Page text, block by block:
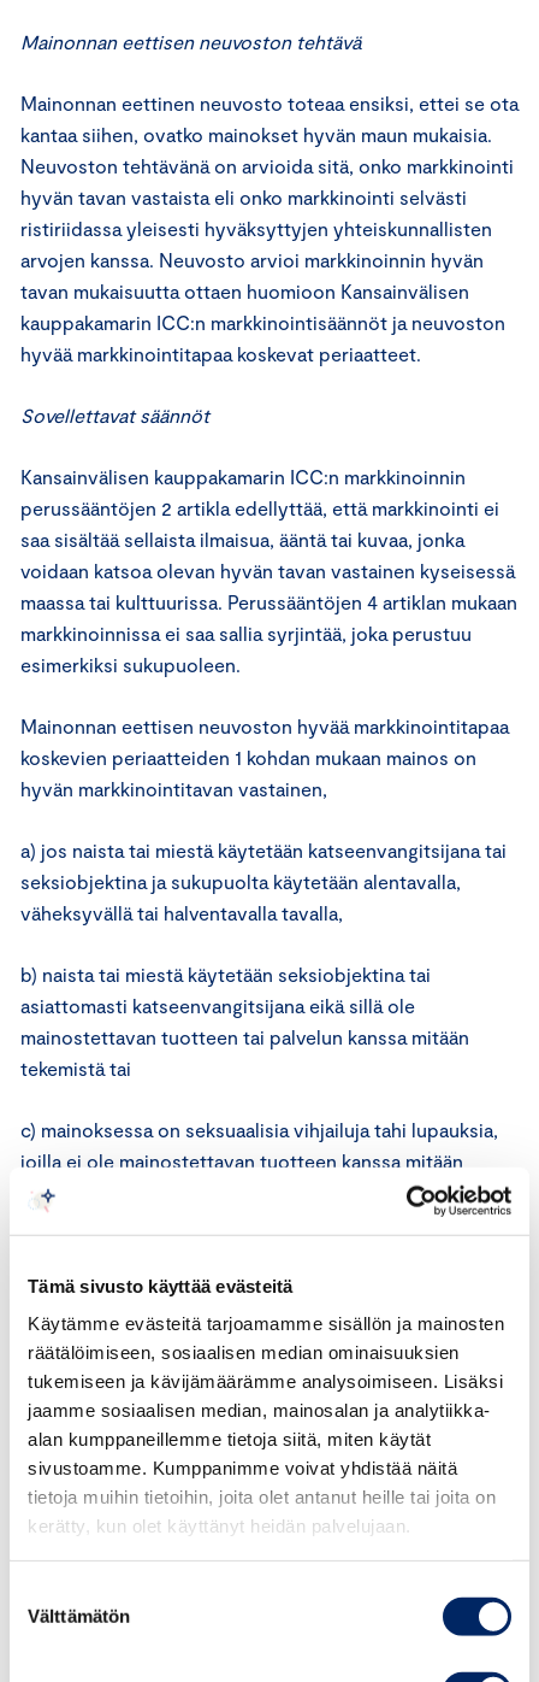
Tämä sivusto käyttää evästeitä
Käytämme evästeitä tarjoamamme sisällön ja mainosten
räätälöimiseen, sosiaalisen median ominaisuuksien
tukemiseen ja kävijämäärämme analysoimiseen. Lisäksi
jaamme sosiaalisen median, mainosalan ja analytiikka-
alan kumppaneillemme tietoja siitä, miten käytät
sivustoamme. Kumppanimme voivat yhdistää näitä
tietoja muihin tietoihin, joita olet antanut heille tai joita on
kerätty, kun olet käyttänyt heidän palvelujaan.
valinta
Välttämätön
Mainonnan eettisen neuvoston tehtävä
Mainonnan eettinen neuvosto toteaa ensiksi, ettei se ota
kantaa siihen, ovatko mainokset hyvän maun mukaisia.
Neuvoston tehtävänä on arvioida sitä, onko markkinointi
hyvän tavan vastaista eli onko markkinointi selvästi
ristiriidassa yleisesti hyväksyttyjen yhteiskunnallisten
arvojen kanssa. Neuvosto arvioi markkinoinnin hyvän
tavan mukaisuutta ottaen huomioon Kansainvälisen
kauppakamarin ICC:n markkinointisäännöt ja neuvoston
hyvää markkinointitapaa koskevat periaatteet.
Sovellettavat säännöt
Kansainvälisen kauppakamarin ICC:n markkinoinnin
perussääntöjen 2 artikla edellyttää, että markkinointi ei
saa sisältää sellaista ilmaisua, ääntä tai kuvaa, jonka
voidaan katsoa olevan hyvän tavan vastainen kyseisessä
maassa tai kulttuurissa. Perussääntöjen 4 artiklan mukaan
markkinoinnissa ei saa sallia syrjintää, joka perustuu
esimerkiksi sukupuoleen.
Mainonnan eettisen neuvoston hyvää markkinointitapaa
koskevien periaatteiden 1 kohdan mukaan mainos on
hyvän markkinointitavan vastainen,
a) jos naista tai miestä käytetään katseenvangitsijana tai
seksiobjektina ja sukupuolta käytetään alentavalla,
väheksyvällä tai halventavalla tavalla,
b) naista tai miestä käytetään seksiobjektina tai
asiattomasti katseenvangitsijana eikä sillä ole
mainostettavan tuotteen tai palvelun kanssa mitään
tekemistä tai
c) mainoksessa on seksuaalisia vihjailuja tahi lupauksia,
joilla ei ole mainostettavan tuotteen kanssa mitään
tekemistä.
markkinointitavan vastainen vain sen vuoksi, että siinä
esiintyy vähäpukeisia tai alastomia ihmisiä, jos heitä ei
ole kuvattu alentavalla, väheksyvällä tai halventavalla
tavalla.
Mainostettava tuote ja mainostajan käsitys asiasta
Lausuntopyynnön kohteena olevissa kuvissa
mainostetaan miesten hiustenmuotoilutuotetta.
Tuotepakkaus on esillä useimmissa mainoskuvissa.
Mainostaja on vedonnut siihen, että kuvat ovat